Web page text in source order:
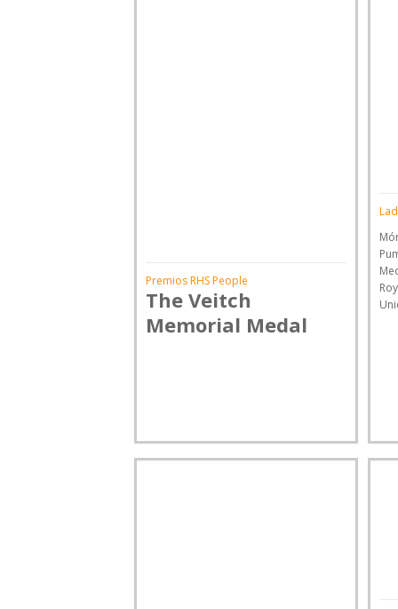
Premios RHS People
The Veitch
Memorial Medal